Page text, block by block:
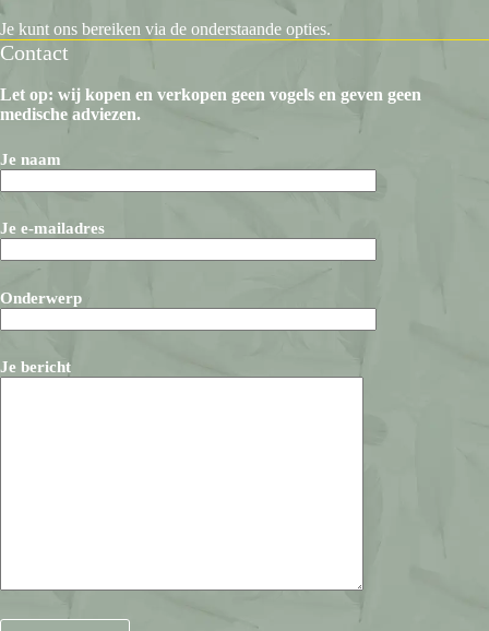
Je kunt ons bereiken via de onderstaande opties.
Contact
Let op: wij kopen en verkopen geen vogels en geven geen
medische adviezen.
Je naam
Je e-mailadres
Onderwerp
Je bericht